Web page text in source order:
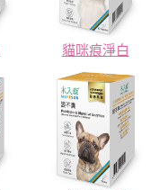
貓咪痕淨白